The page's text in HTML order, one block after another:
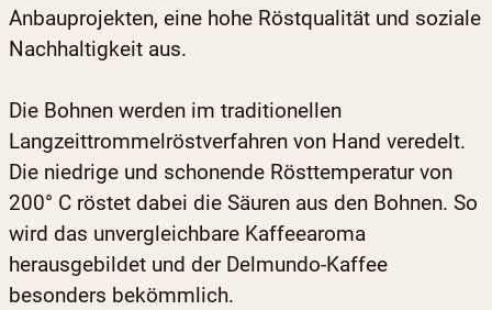
Anbauprojekten, eine hohe Röstqualität und soziale
Nachhaltigkeit aus.
Die Bohnen werden im traditionellen
Langzeittrommelröstverfahren von Hand veredelt.
Die niedrige und schonende Rösttemperatur von
200° C röstet dabei die Säuren aus den Bohnen. So
wird das unvergleichbare Kaffeearoma
herausgebildet und der Delmundo-Kaffee
besonders bekömmlich.